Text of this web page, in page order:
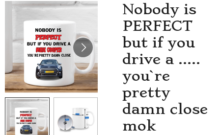
Nobody is
PERFECT
but if you
drive a .....
you`re
pretty
damn close
mok